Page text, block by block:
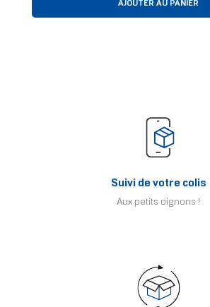
AJOUTER AU PANIER
Suivi de votre colis
Aux petits oignons !